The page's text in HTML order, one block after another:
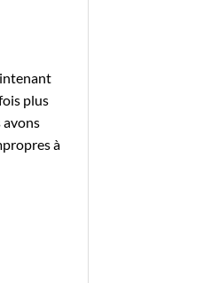
plus
avons
à